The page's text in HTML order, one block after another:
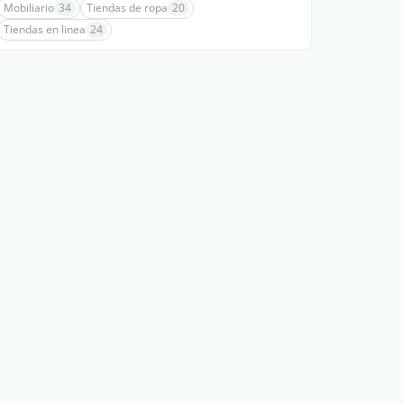
Mobiliario 34 Tiendas de ropa 20
Tiendas en linea 24